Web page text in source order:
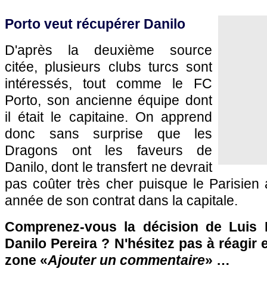
Porto veut récupérer Danilo
D'après la deuxième source
citée, plusieurs clubs turcs sont
intéressés, tout comme le FC
Porto, son ancienne équipe dont
il était le capitaine. On apprend
donc sans surprise que les
Dragons ont les faveurs de
Danilo, dont le transfert ne devrait
pas coûter très cher puisque le Parisien
année de son contrat dans la capitale.
Comprenez-vous la décision de Luis
Danilo Pereira ? N'hésitez pas à réagir
zone «Ajouter un commentaire» …